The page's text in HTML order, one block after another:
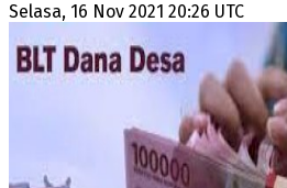
Selasa, 16 Nov 2021 20:26 UTC